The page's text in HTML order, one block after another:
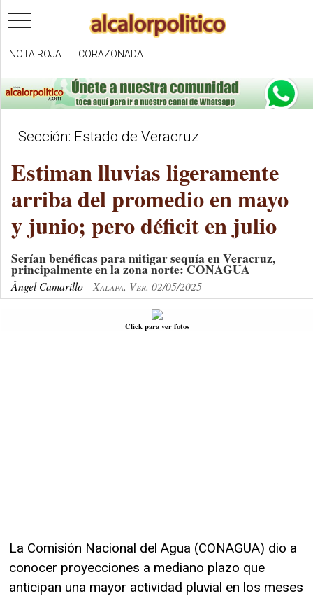
toggle
navigation
NOTA ROJA CORAZONADA
Sección: Estado de Veracruz
Estiman lluvias ligeramente
arriba del promedio en mayo
y junio; pero déficit en julio
Serían benéficas para mitigar sequía en Veracruz,
principalmente en la zona norte: CONAGUA
Ãngel Camarillo Xalapa, Ver. 02/05/2025
Click para ver fotos
La Comisión Nacional del Agua (CONAGUA) dio a
conocer proyecciones a mediano plazo que
anticipan una mayor actividad pluvial en los meses